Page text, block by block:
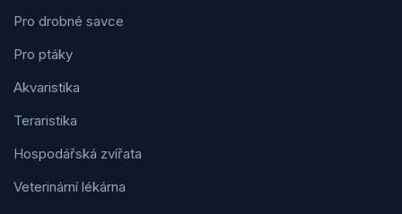
Pro drobné savce
Pro ptáky
Akvaristika
Teraristika
Hospodářská zvířata
Veterinární lékárna